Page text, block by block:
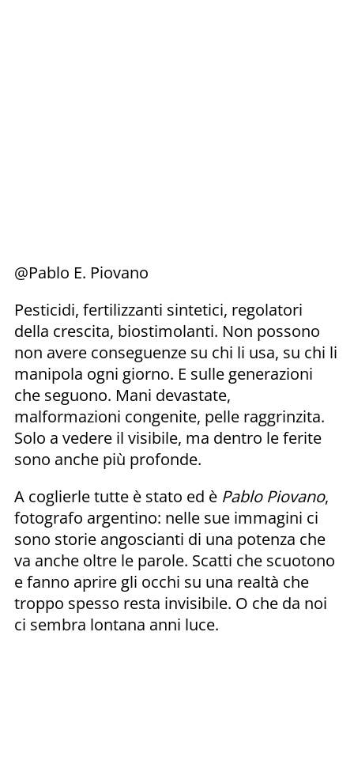
@Pablo E. Piovano
Pesticidi, fertilizzanti sintetici, regolatori
della crescita, biostimolanti. Non possono
non avere conseguenze su chi li usa, su chi li
manipola ogni giorno. E sulle generazioni
che seguono. Mani devastate,
malformazioni congenite, pelle raggrinzita.
Solo a vedere il visibile, ma dentro le ferite
sono anche più profonde.
A coglierle tutte è stato ed è Pablo Piovano,
fotografo argentino: nelle sue immagini ci
sono storie angoscianti di una potenza che
va anche oltre le parole. Scatti che scuotono
e fanno aprire gli occhi su una realtà che
troppo spesso resta invisibile. O che da noi
ci sembra lontana anni luce.